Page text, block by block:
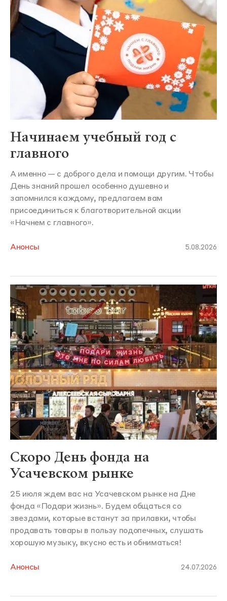
Начинаем учебный год с
главного
А именно — с доброго дела и помощи другим. Чтобы
День знаний прошел особенно душевно и
запомнился каждому, предлагаем вам
присоединиться к благотворительной акции
«Начнем с главного».
Анонсы 5.08.2026
Скоро День фонда на
Усачевском рынке
25 июля ждем вас на Усачевском рынке на Дне
фонда «Подари жизнь». Будем общаться со
звездами, которые встанут за прилавки, чтобы
продавать товары в пользу подопечных, слушать
хорошую музыку, вкусно есть и обниматься!
Анонсы 24.07.2026